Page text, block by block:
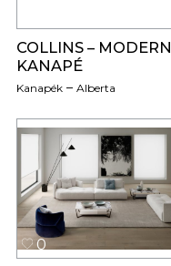
COLLINS – MODERN
KANAPÉ
Kanapék Alberta
0